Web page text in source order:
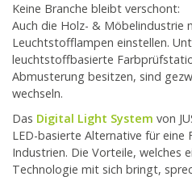
Keine Branche bleibt verschont:
Auch die Holz- & Möbelindustrie
Leuchtstofflampen einstellen.
leuchtstoffbasierte
Abmusterung besitzen, sind
wechseln.
Das Digital Light System von
LED-basierte Alternative für eine
Industrien. Die Vorteile, welches
Technologie mit sich bringt,